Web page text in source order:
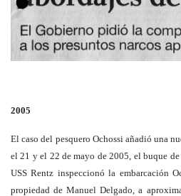
2005
El caso del pesquero Ochossi añadió una
el 21 y el 22 de mayo de 2005, el buque
USS Rentz inspeccionó la embarcación
propiedad de Manuel Delgado, a